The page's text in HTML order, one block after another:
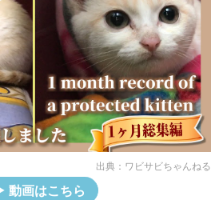
出典： ワビサビちゃんねる
動画はこちら